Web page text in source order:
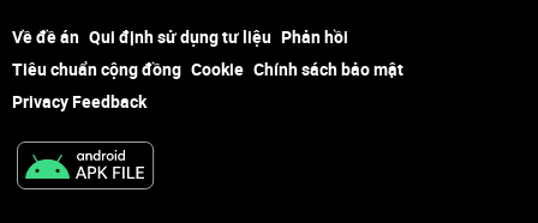
Về đề án Qui định sử dụng tư liệu Phản hồi
Tiêu chuẩn cộng đồng Cookie Chính sách bảo mật
Privacy Feedback